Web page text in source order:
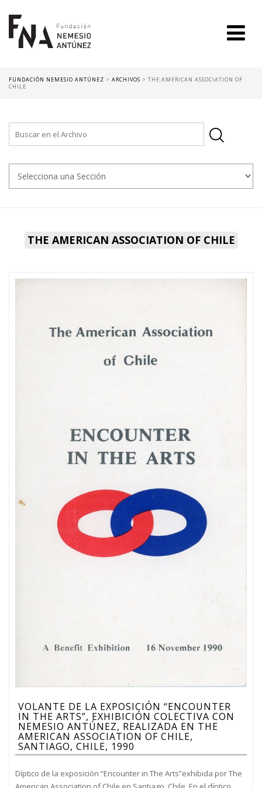
FUNDACIÓN NEMESIO ANTÚNEZ > ARCHIVOS > THE AMERICAN ASSOCIATION OF
CHILE
THE AMERICAN ASSOCIATION OF CHILE
VOLANTE DE LA EXPOSICIÓN “ENCOUNTER
IN THE ARTS”, EXHIBICIÓN COLECTIVA CON
NEMESIO ANTÚNEZ, REALIZADA EN THE
AMERICAN ASSOCIATION OF CHILE,
SANTIAGO, CHILE, 1990
Díptico de la exposición “Encounter in The Arts”exhibida por The